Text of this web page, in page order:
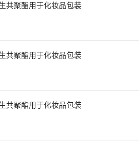
共聚酯用于化妆品包装
共聚酯用于化妆品包装
共聚酯用于化妆品包装